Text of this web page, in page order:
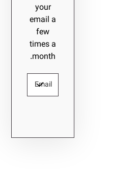
your
email a
few
times a
month.